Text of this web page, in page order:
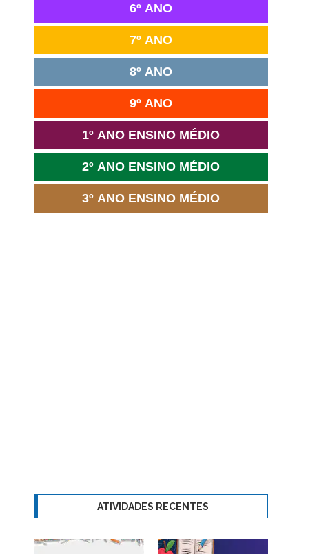
6º ANO
7º ANO
8º ANO
9º ANO
1º ANO ENSINO MÉDIO
2º ANO ENSINO MÉDIO
3º ANO ENSINO MÉDIO
ATIVIDADES RECENTES